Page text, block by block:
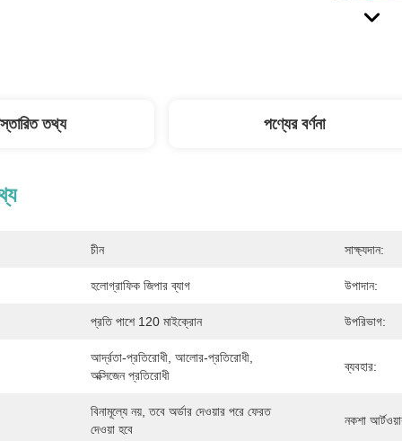
তথ্য পণ্যের বর্ণনা
চীন সাক্ষ্যদান:
হলোগ্রাফিক জিপার ব্যাগ উপাদান:
প্রতি পাশে 120 মাইক্রোন উপরিভাগ:
আর্দ্রতা-প্রতিরোধী, আলোর-প্রতিরোধী,
অক্সিজেন প্রতিরোধী
ব্যবহার:
বিনামূল্যে নয়, তবে অর্ডার দেওয়ার পরে ফেরত
দেওয়া হবে
নকশা